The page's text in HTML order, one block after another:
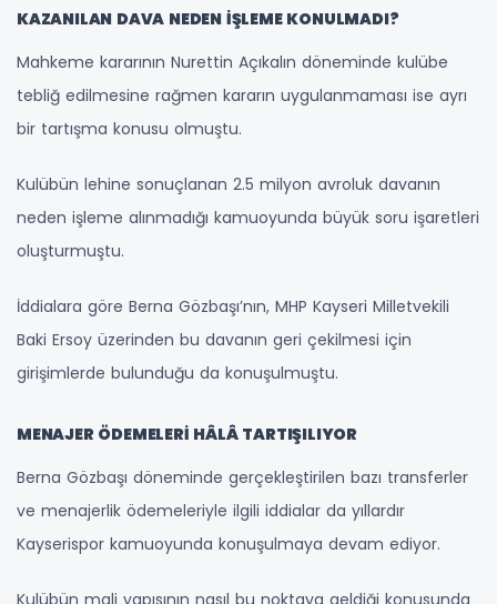
KAZANILAN DAVA NEDEN İŞLEME KONULMADI?
Mahkeme kararının Nurettin Açıkalın döneminde kulübe
tebliğ edilmesine rağmen kararın uygulanmaması ise ayrı
bir tartışma konusu olmuştu.
Kulübün lehine sonuçlanan 2.5 milyon avroluk davanın
neden işleme alınmadığı kamuoyunda büyük soru işaretleri
oluşturmuştu.
İddialara göre Berna Gözbaşı’nın, MHP Kayseri Milletvekili
Baki Ersoy üzerinden bu davanın geri çekilmesi için
girişimlerde bulunduğu da konuşulmuştu.
MENAJER ÖDEMELERİ HÂLÂ TARTIŞILIYOR
Berna Gözbaşı döneminde gerçekleştirilen bazı transferler
ve menajerlik ödemeleriyle ilgili iddialar da yıllardır
Kayserispor kamuoyunda konuşulmaya devam ediyor.
Kulübün mali yapısının nasıl bu noktaya geldiği konusunda